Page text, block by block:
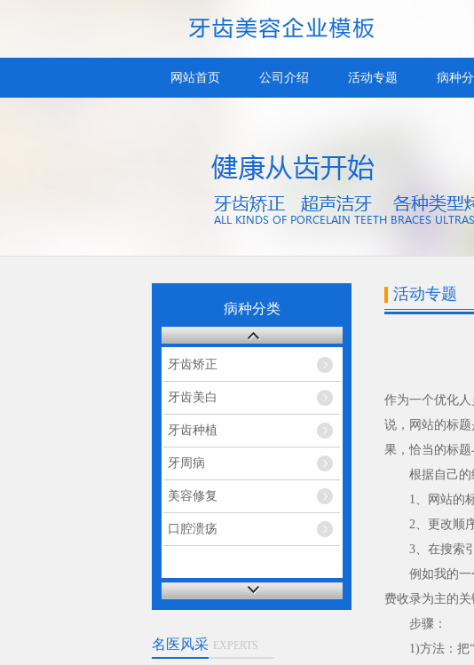
网站首页 公司介绍 活动专题 病种
病种分类
牙齿矫正
牙齿美白
牙齿种植
牙周病
美容修复
口腔溃疡
名医风采 EXPERTS
活动专题
作为一个优化
说，网站的标
果，恰当的标题
根据自己的经
1、网站的标
2、更改顺序-
3、在搜索引
例如我的一个
费收录为主的关
步骤：
1)方法：把“